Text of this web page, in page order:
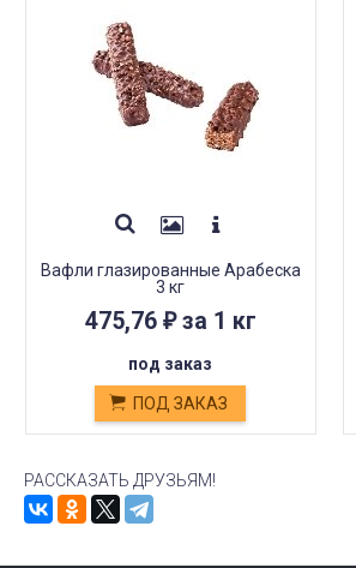
Вафли глазированные Арабеска
3 кг
475,76 ₽за 1 кг
под заказ
ПОД ЗАКАЗ
РАССКАЗАТЬ ДРУЗЬЯМ!